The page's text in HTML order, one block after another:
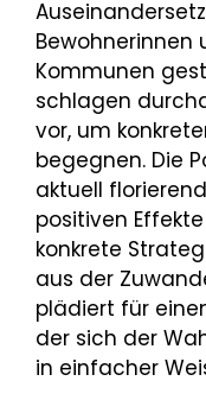
Bewohnerinnen
Kommunen
schlagen
vor, um
begegnen. Die
aktuell
positiven
konkrete
aus der
plädiert für
der sich der
in einfacher